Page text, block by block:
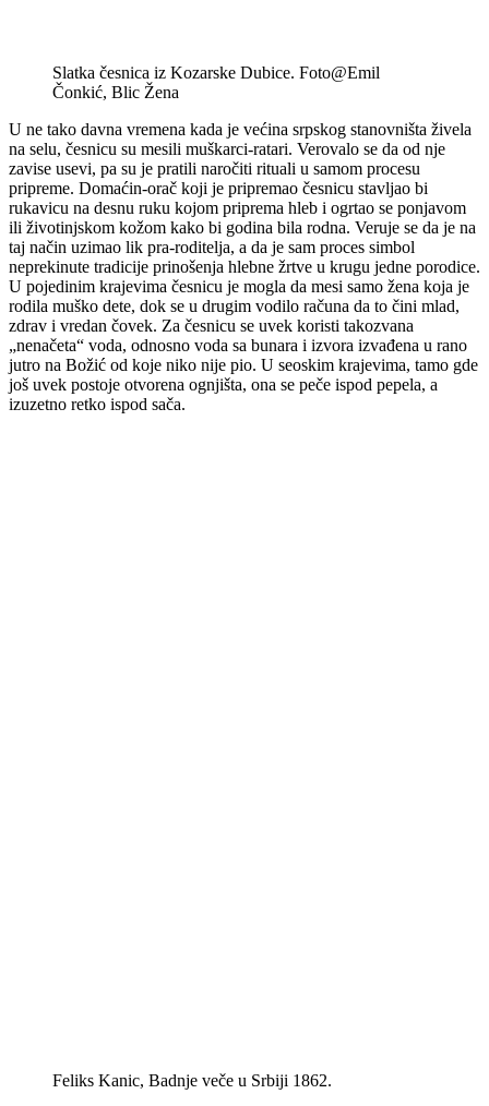
Slatka česnica iz Kozarske Dubice. Foto@Emil
Čonkić, Blic Žena
U ne tako davna vremena kada je većina srpskog stanovništa živela
na selu, česnicu su mesili muškarci-ratari. Verovalo se da od nje
zavise usevi, pa su je pratili naročiti rituali u samom procesu
pripreme. Domaćin-orač koji je pripremao česnicu stavljao bi
rukavicu na desnu ruku kojom priprema hleb i ogrtao se ponjavom
ili životinjskom kožom kako bi godina bila rodna. Veruje se da je na
taj način uzimao lik pra-roditelja, a da je sam proces simbol
neprekinute tradicije prinošenja hlebne žrtve u krugu jedne porodice.
U pojedinim krajevima česnicu je mogla da mesi samo žena koja je
rodila muško dete, dok se u drugim vodilo računa da to čini mlad,
zdrav i vredan čovek. Za česnicu se uvek koristi takozvana
„nenačeta“ voda, odnosno voda sa bunara i izvora izvađena u rano
jutro na Božić od koje niko nije pio. U seoskim krajevima, tamo gde
još uvek postoje otvorena ognjišta, ona se peče ispod pepela, a
izuzetno retko ispod sača.
Feliks Kanic, Badnje veče u Srbiji 1862.